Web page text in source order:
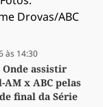
às 14:30
Onde assistir
AM x ABC pelas
final da Série